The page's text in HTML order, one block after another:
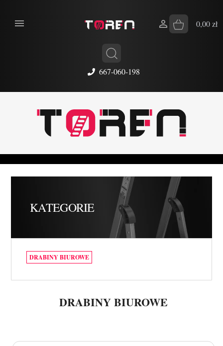
667-060-198
 0,00 zł

KATEGORIE
DRABINY BIUROWE
DRABINY BIUROWE